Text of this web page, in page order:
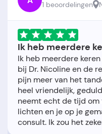
1 beoordelingen
Ik heb meerdere
Ik heb meerdere
bij Dr. Nicoline en de
pijn meer van het
heel vriendelijk,
neemt echt de tijd
lichten en je op je